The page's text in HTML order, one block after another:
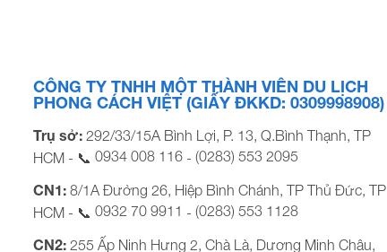
CÔNG TY TNHH MỘT THÀNH VIÊN DU LỊCH
PHONG CÁCH VIỆT (GIẤY ĐKKD: 0309998908)
Trụ sở: 292/33/15A Bình Lợi, P. 13, Q.Bình Thạnh, TP
HCM - 📞 0934 008 116 - (0283) 553 2095
CN1: 8/1A Đường 26, Hiệp Bình Chánh, TP Thủ Đức, TP
HCM - 📞 0932 70 9911 - (0283) 553 1128
CN2: 255 Ấp Ninh Hưng 2, Chà Là, Dương Minh Châu,